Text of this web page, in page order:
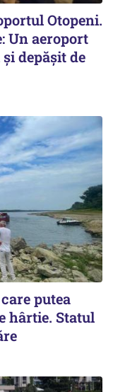
Otopeni.
Un aeroport
depășit de
putea
hârtie. Statul